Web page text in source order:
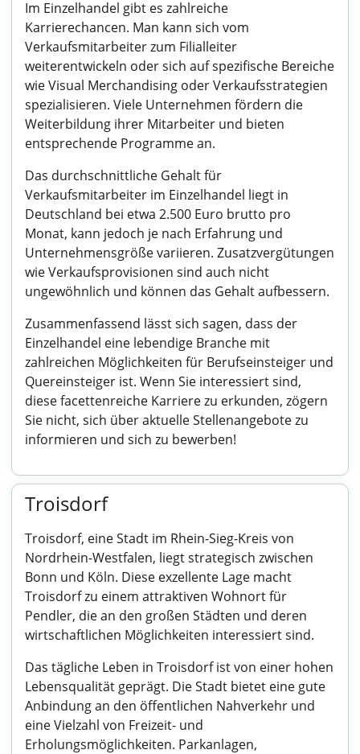
Im Einzelhandel gibt es zahlreiche
Karrierechancen. Man kann sich vom
Verkaufsmitarbeiter zum Filialleiter
weiterentwickeln oder sich auf spezifische Bereiche
wie Visual Merchandising oder Verkaufsstrategien
spezialisieren. Viele Unternehmen fördern die
Weiterbildung ihrer Mitarbeiter und bieten
entsprechende Programme an.
Das durchschnittliche Gehalt für
Verkaufsmitarbeiter im Einzelhandel liegt in
Deutschland bei etwa 2.500 Euro brutto pro
Monat, kann jedoch je nach Erfahrung und
Unternehmensgröße variieren. Zusatzvergütungen
wie Verkaufsprovisionen sind auch nicht
ungewöhnlich und können das Gehalt aufbessern.
Zusammenfassend lässt sich sagen, dass der
Einzelhandel eine lebendige Branche mit
zahlreichen Möglichkeiten für Berufseinsteiger und
Quereinsteiger ist. Wenn Sie interessiert sind,
diese facettenreiche Karriere zu erkunden, zögern
Sie nicht, sich über aktuelle Stellenangebote zu
informieren und sich zu bewerben!
Troisdorf
Troisdorf, eine Stadt im Rhein-Sieg-Kreis von
Nordrhein-Westfalen, liegt strategisch zwischen
Bonn und Köln. Diese exzellente Lage macht
Troisdorf zu einem attraktiven Wohnort für
Pendler, die an den großen Städten und deren
wirtschaftlichen Möglichkeiten interessiert sind.
Das tägliche Leben in Troisdorf ist von einer hohen
Lebensqualität geprägt. Die Stadt bietet eine gute
Anbindung an den öffentlichen Nahverkehr und
eine Vielzahl von Freizeit- und
Erholungsmöglichkeiten. Parkanlagen,